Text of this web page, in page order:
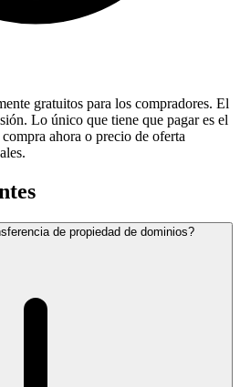
gratuitos para los compradores. El
Lo único que tiene que pagar es el
ahora o precio de oferta
de propiedad de dominios?